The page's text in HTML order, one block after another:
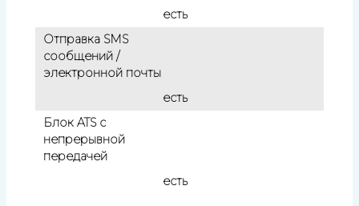
есть
Отправка SMS
сообщений /
электронной почты
есть
Блок ATS с
непрерывной
передачей
есть